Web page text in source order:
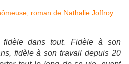
dans tout. Fidèle à son
fidèle à son travail depuis 20